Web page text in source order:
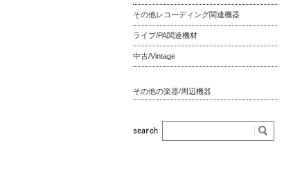
その他レコーディング関連機器
ライブ/PA関連機材
中古/Vintage
その他の楽器/周辺機器